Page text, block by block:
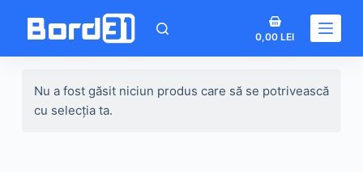
Coș
de
0,00LEI
Nu a fost găsit niciun produs care să se potrivească
cu selecția ta.